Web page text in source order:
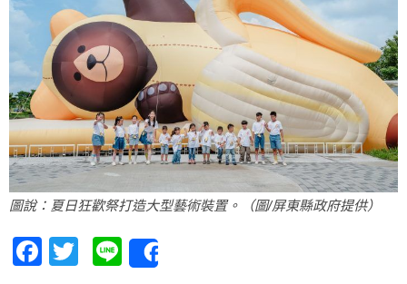
圖說：夏日狂歡祭打造大型藝術裝置。（圖/屏東縣政府提供）
Facebook
Twitter
Line